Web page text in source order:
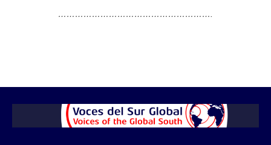
……………………………………………….